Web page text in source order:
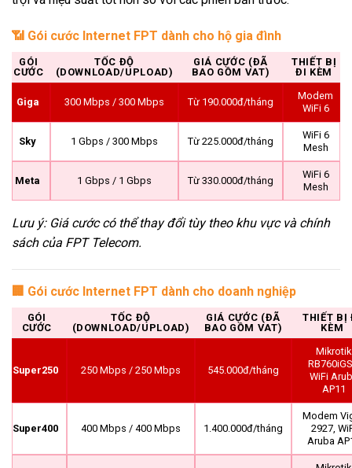
📶 Gói cước Internet FPT dành cho hộ gia đình
GÓI
CƯỚC
TỐC ĐỘ
(DOWNLOAD/UPLOAD)
GIÁ CƯỚC (ĐÃ
BAO GỒM VAT)
THIẾT BỊ
ĐI KÈM
Giga 300 Mbps / 300 Mbps Từ 190.000đ/tháng
Modem
WiFi 6
Sky 1 Gbps / 300 Mbps Từ 225.000đ/tháng
WiFi 6
Mesh
Meta 1 Gbps / 1 Gbps Từ 330.000đ/tháng
WiFi 6
Mesh
Lưu ý: Giá cước có thể thay đổi tùy theo khu vực và chính
sách của FPT Telecom.
🏢 Gói cước Internet FPT dành cho doanh nghiệp
GÓI
CƯỚC
TỐC ĐỘ
(DOWNLOAD/UPLOAD)
GIÁ CƯỚC (ĐÃ
BAO GỒM VAT)
THIẾT BỊ
KÈM
Super250 250 Mbps / 250 Mbps 545.000đ/tháng
Mikrotik
WiFi
AP11
Super400 400 Mbps / 400 Mbps 1.400.000đ/tháng
Modem
2927,
Aruba